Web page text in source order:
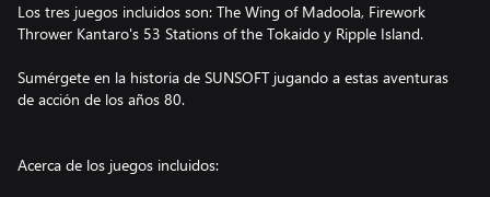
Los tres juegos incluidos son: The Wing of Madoola, Firework
Thrower Kantaro's 53 Stations of the Tokaido y Ripple Island.
Sumérgete en la historia de SUNSOFT jugando a estas aventuras
de acción de los años 80.
Acerca de los juegos incluidos: